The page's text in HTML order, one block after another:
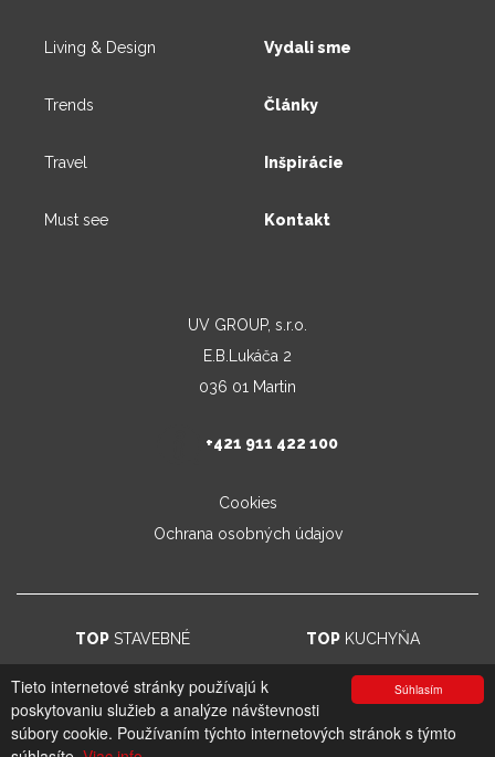
Súhlasím
Tieto internetové stránky používajú k
poskytovaniu služieb a analýze návštevnosti
súbory cookie. Používaním týchto internetových stránok s týmto
Living & Design
Trends
Travel
Must see
Vydali sme
Články
Inšpirácie
Kontakt
UV GROUP, s.r.o.
E.B.Lukáča 2
036 01 Martin
+421 911 422 100
Cookies
Ochrana osobných údajov
TOPSTAVEBNÉ TOP KUCHYŇA
© 2026. UV GROUP s.r.o. | Created by CTS Europe s.r.o.